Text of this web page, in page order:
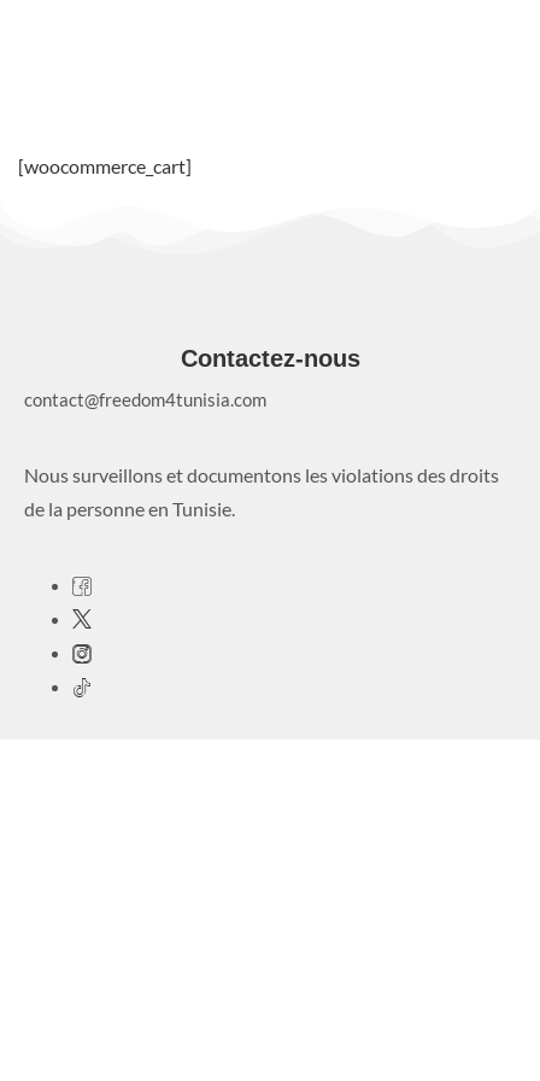
[woocommerce_cart]
Contactez-nous
contact@freedom4tunisia.com
Nous surveillons et documentons les violations des droits
de la personne en Tunisie.